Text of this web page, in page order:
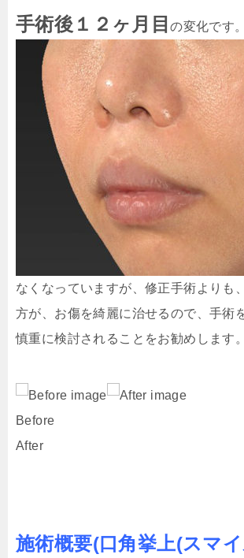
手術後１２ヶ月目の変化です。
なくなっていますが、修正手術よりも
方が、お傷を綺麗に治せるので、手術
慎重に検討されることをお勧めします。
Before
After
施術概要(口角挙上(スマ